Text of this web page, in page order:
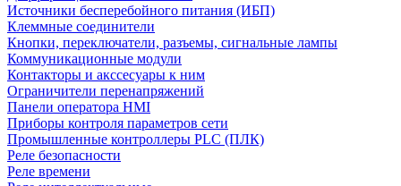
Источники бесперебойного питания (ИБП)
Клеммные соединители
Кнопки, переключатели, разъемы, сигнальные лампы
Коммуникационные модули
Контакторы и акссесуары к ним
Ограничители перенапряжений
Панели оператора HMI
Приборы контроля параметров сети
Промышленные контроллеры PLC (ПЛК)
Реле безопасности
Реле времени